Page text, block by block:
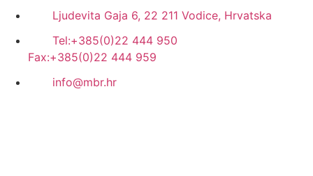
Ljudevita Gaja 6, 22 211 Vodice, Hrvatska
Tel:+385(0)22 444 950
Fax:+385(0)22 444 959
info@mbr.hr